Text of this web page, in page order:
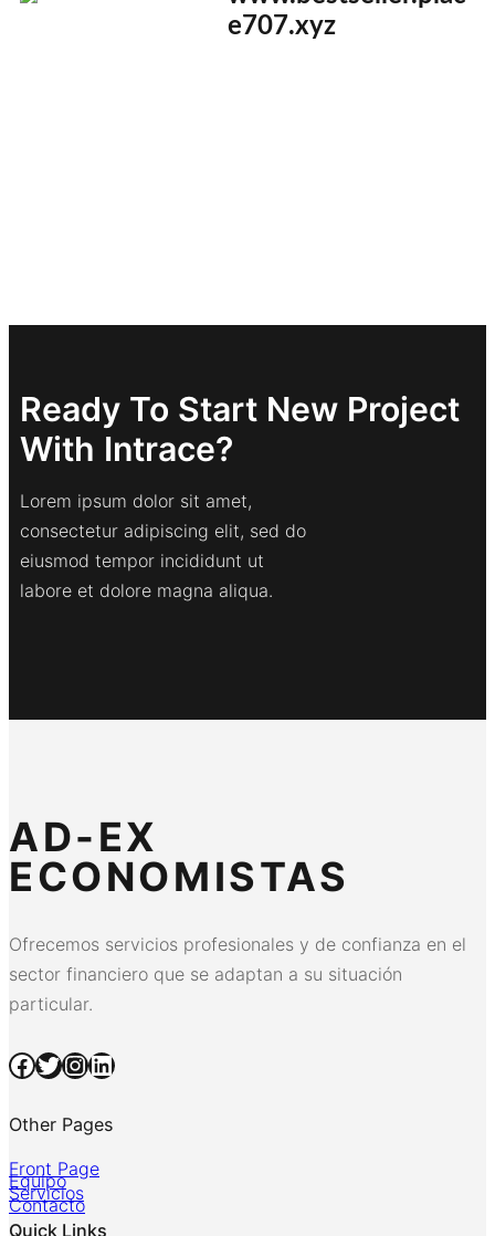
e707.xyz
Ready To Start New Project
With Intrace?
Lorem ipsum dolor sit amet,
consectetur adipiscing elit, sed do
eiusmod tempor incididunt ut
labore et dolore magna aliqua.
AD-EX
ECONOMISTAS
Ofrecemos servicios profesionales y de confianza en el
sector financiero que se adaptan a su situación
particular.
Facebook Twitter InstagramLinkedIn
Other Pages
Front Page
Equipo
Servicios
Contacto
Quick Links